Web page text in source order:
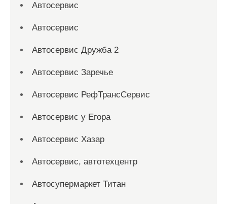
Автосервис
Автосервис
Автосервис Дружба 2
Автосервис Заречье
Автосервис РефТрансСервис
Автосервис у Егора
Автосервис Хазар
Автосервис, автотехцентр
Автосупермаркет Титан